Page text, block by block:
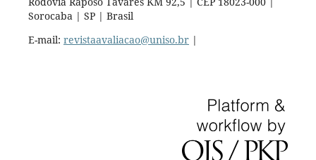
Sorocaba | SP | Brasil
E-mail: revistaavaliacao@uniso.br|